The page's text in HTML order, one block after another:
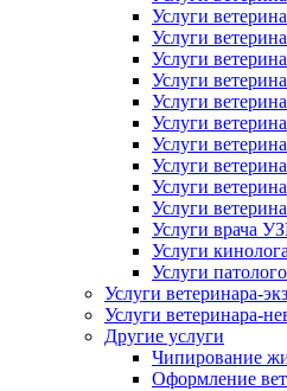
Услуги
Услуги
Услуги
Услуги
Услуги
Услуги
Услуги
Услуги
Услуги
Услуги
Услуги врача
Услуги кинолога
Услуги
Услуги ветеринара-
Услуги ветеринара-
Другие услуги
Чипирование
Оформление